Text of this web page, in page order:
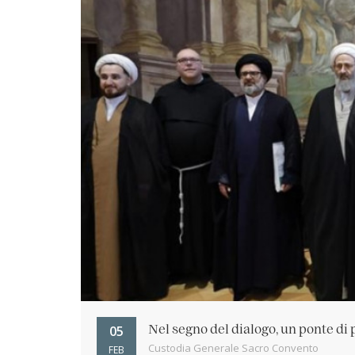
05
FEB
Nel segno del dialogo, un ponte di
Custodia Generale Sacro Convento